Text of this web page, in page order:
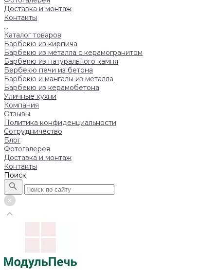
Доставка и монтаж
Контакты
...
Каталог товаров
Барбекю из кирпича
Барбекю из металла с керамогранитом
Барбекю из натурального камня
Бербекю печи из бетона
Барбекю и мангалы из металла
Барбекю из керамобетона
Уличные кухни
Компания
Отзывы
Политика конфиденциальности
Сотрудничество
Блог
Фотогалерея
Доставка и монтаж
Контакты
Поиск